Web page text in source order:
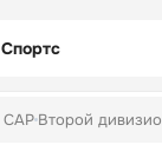
САР Второй